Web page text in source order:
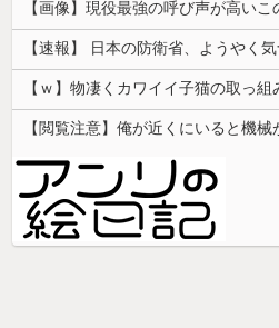
【速報】 日本の防衛省、ようやく
【ｗ】物凄くカワイイ子猫の取っ組
【閲覧注意】俺が近くにいると機